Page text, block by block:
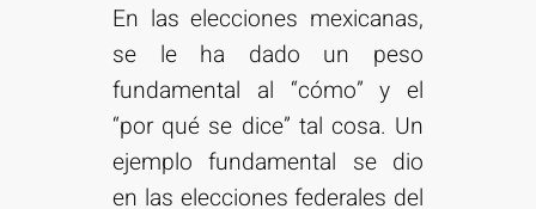
En las elecciones mexicanas,
se le ha dado un peso
fundamental al “cómo” y el
“por qué se dice” tal cosa. Un
ejemplo fundamental se dio
en las elecciones federales del